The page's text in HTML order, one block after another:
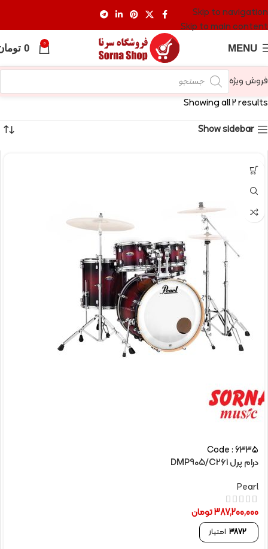
Skip to navigation
Skip to main content
MENU
0
0
فروش ویژه
Showing all 2 results
Show sidebar
Code : 6335
درام پرل DMP905/C261
Pearl
387,200,000تومان
3872 امتیاز